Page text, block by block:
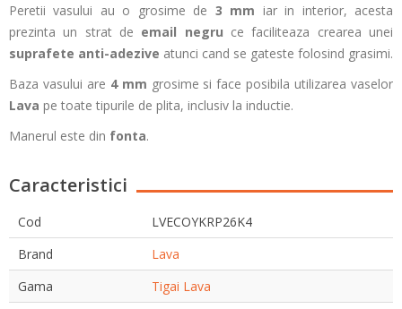
Peretii vasului au o grosime de 3 mm iar in interior, acesta
prezinta un strat de email negru ce faciliteaza crearea unei
suprafete anti-adezive atunci cand se gateste folosind grasimi.
Baza vasului are 4 mm grosime si face posibila utilizarea vaselor
Lava pe toate tipurile de plita, inclusiv la inductie.
Manerul este din fonta.
Caracteristici
Cod
LVECOYKRP26K4
Brand
Lava
Gama
Tigai Lava